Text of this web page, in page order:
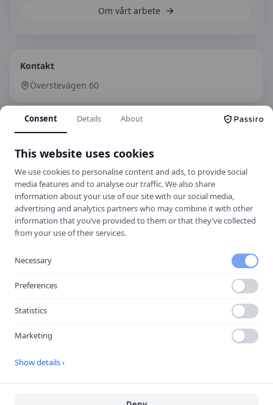
Om vårt arbete
Kontakt
Överstevägen 60
Senast uppdaterad:2026-08-08
Consent Details About
This website uses cookies
We use cookies to personalise content and ads, to provide social
media features and to analyse our traffic. We also share
information about your use of our site with our social media,
advertising and analytics partners who may combine it with other
information that you’ve provided to them or that they’ve collected
from your use of their services.
Necessary
Preferences
Statistics
Marketing
Show details ›